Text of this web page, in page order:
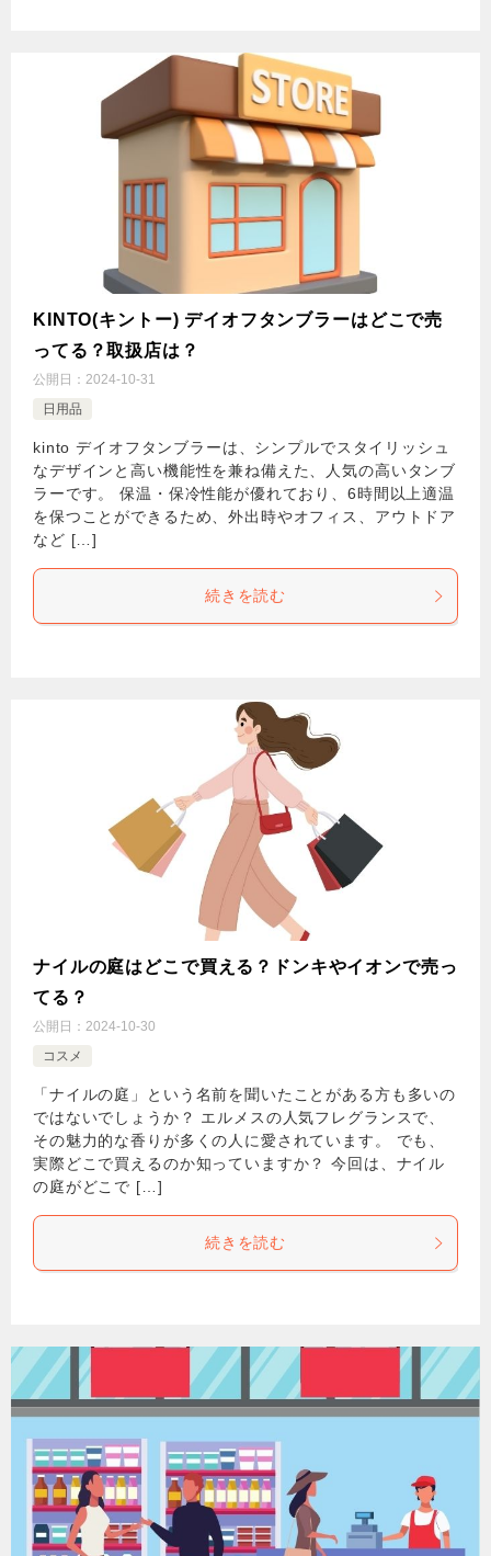
KINTO(キントー) デイオフタンブラーはどこで売
ってる？取扱店は？
公開日： 2024-10-31
日用品
kinto デイオフタンブラーは、シンプルでスタイリッシュ
なデザインと高い機能性を兼ね備えた、人気の高いタンブ
ラーです。 保温・保冷性能が優れており、6時間以上適温
を保つことができるため、外出時やオフィス、アウトドア
など […]
続きを読む
ナイルの庭はどこで買える？ドンキやイオンで売っ
てる？
公開日： 2024-10-30
コスメ
「ナイルの庭」という名前を聞いたことがある方も多いの
ではないでしょうか？ エルメスの人気フレグランスで、
その魅力的な香りが多くの人に愛されています。 でも、
実際どこで買えるのか知っていますか？ 今回は、ナイル
の庭がどこで […]
続きを読む